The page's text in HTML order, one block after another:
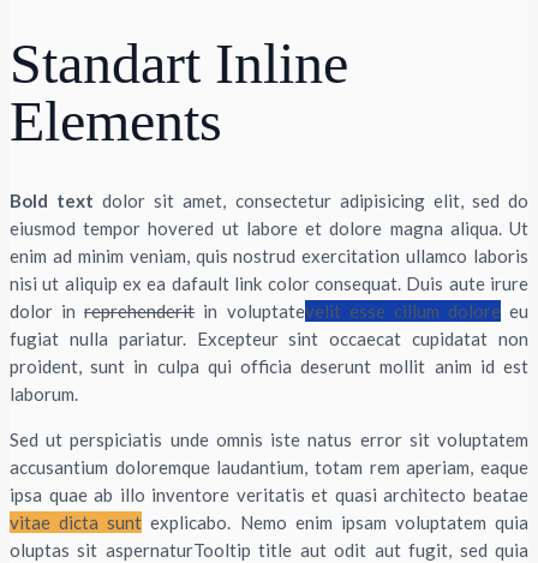
Standart Inline
Elements
Bold text dolor sit amet, consectetur adipisicing elit, sed do
eiusmod tempor hovered ut labore et dolore magna aliqua. Ut
enim ad minim veniam, quis nostrud exercitation ullamco laboris
nisi ut aliquip ex ea dafault link color consequat. Duis aute irure
dolor inreprehenderitin voluptatevelit esse cillum dolore eu
fugiat nulla pariatur. Excepteur sint occaecat cupidatat non
proident, sunt in culpa qui officia deserunt mollit anim id est
laborum.
Sed ut perspiciatis unde omnis iste natus error sit voluptatem
accusantium doloremque laudantium, totam rem aperiam, eaque
ipsa quae ab illo inventore veritatis et quasi architecto beatae
vitae dicta sunt explicabo. Nemo enim ipsam voluptatem quia
oluptas sit aspernaturTooltip title aut odit aut fugit, sed quia